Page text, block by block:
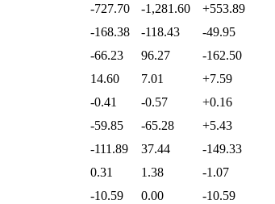
-727.70 -1,281.60
+553.89
-168.38 -118.43
-49.95
-66.23 96.27
-162.50
14.60 7.01
+7.59
-0.41 -0.57
+0.16
-59.85 -65.28
+5.43
-111.89 37.44
-149.33
0.31 1.38
-1.07
-10.59 0.00
-10.59